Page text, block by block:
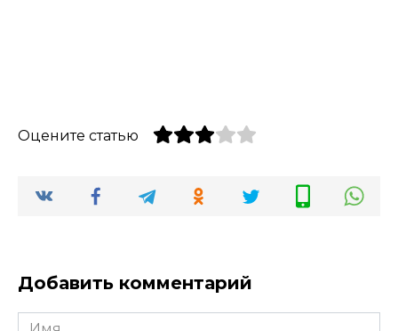
Оцените статью
Добавить комментарий
Имя